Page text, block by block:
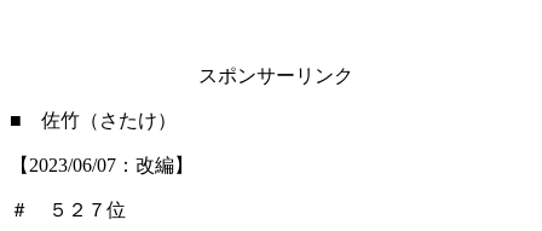
スポンサーリンク
■ 佐竹（さたけ）
【2023/06/07：改編】
＃ ５２７位